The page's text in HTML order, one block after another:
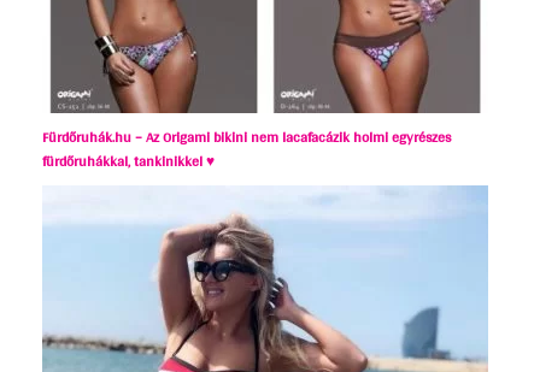
Fürdőruhák.hu – Az Origami bikini nem lacafacázik holmi egyrészes
fürdőruhákkal, tankinikkel ♥